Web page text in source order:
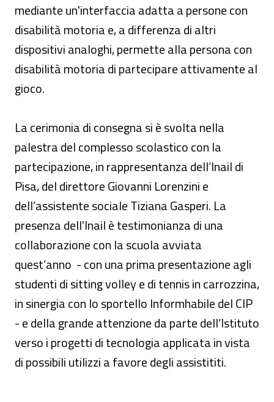
mediante un'interfaccia adatta a persone con
disabilità motoria e, a differenza di altri
dispositivi analoghi, permette alla persona con
disabilità motoria di partecipare attivamente al
gioco.
La cerimonia di consegna si è svolta nella
palestra del complesso scolastico con la
partecipazione, in rappresentanza dell’Inail di
Pisa, del direttore Giovanni Lorenzini e
dell’assistente sociale Tiziana Gasperi. La
presenza dell'Inail è testimonianza di una
collaborazione con la scuola avviata
quest’anno - con una prima presentazione agli
studenti di sitting volley e di tennis in carrozzina,
in sinergia con lo sportello Informhabile del CIP
- e della grande attenzione da parte dell’Istituto
verso i progetti di tecnologia applicata in vista
di possibili utilizzi a favore degli assistititi.